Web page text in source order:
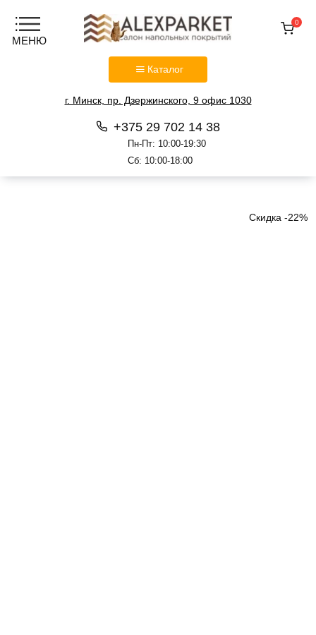
Каталог
г. Минск, пр. Дзержинского, 9 офис 1030
+375 29 702 14 38
Пн-Пт: 10:00-19:30
Сб: 10:00-18:00
0
Скидка -22%